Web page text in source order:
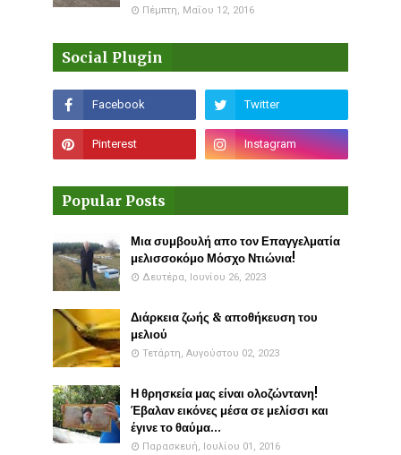
Πέμπτη, Μαΐου 12, 2016
Social Plugin
Popular Posts
Μια συμβουλή απο τον Επαγγελματία
μελισσοκόμο Μόσχο Ντιώνια!
Δευτέρα, Ιουνίου 26, 2023
Διάρκεια ζωής & αποθήκευση του
μελιού
Τετάρτη, Αυγούστου 02, 2023
Η θρησκεία μας είναι ολοζώντανη!
Έβαλαν εικόνες μέσα σε μελίσσι και
έγινε το θαύμα...
Παρασκευή, Ιουλίου 01, 2016